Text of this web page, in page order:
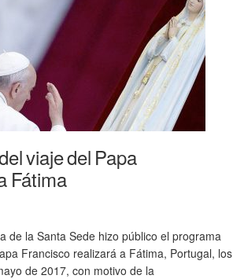
viaje del Papa
Fátima
de la Santa Sede hizo público el programa
Francisco realizará a Fátima, Portugal, los
de 2017, con motivo de la